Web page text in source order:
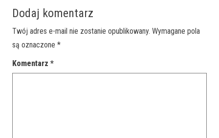
Dodaj komentarz
Twój adres e-mail nie zostanie opublikowany. Wymagane pola
są oznaczone *
Komentarz *